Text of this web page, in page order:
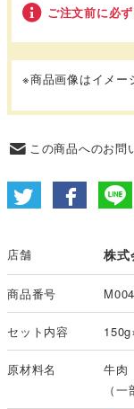
ご注文前に必
※商品画像はイメー
この商品へのお問
店舗 株式
商品番号
セット内容
原材料名
牛肉
（